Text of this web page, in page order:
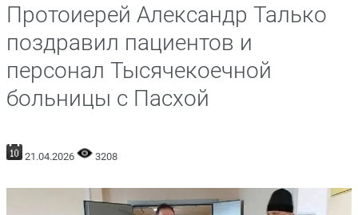
Протоиерей Александр Талько
поздравил пациентов и
персонал Тысячекоечной
больницы с Пасхой
21.04.2026 3208